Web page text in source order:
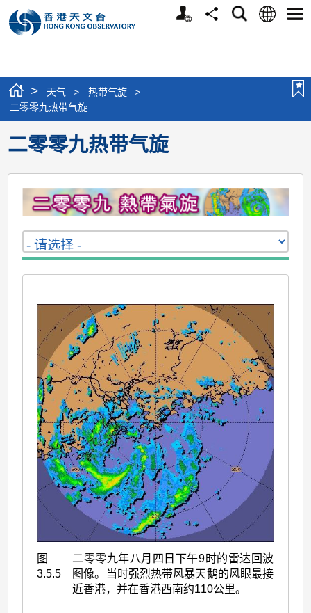
个
分
搜
语
选
> 天气 > 热带气旋
>
二零零九热带气旋
二零零九热带气旋
图
3.5.5
二零零九年八月四日下午9时的雷达回波
图像。当时强烈热带风暴天鹅的风眼最接
近香港，并在香港西南约110公里。